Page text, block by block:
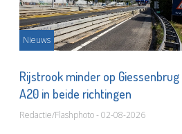
Nieuws
Rijstrook minder op Giessenbrug
A20 in beide richtingen
Redactie/Flashphoto - 02-08-2026